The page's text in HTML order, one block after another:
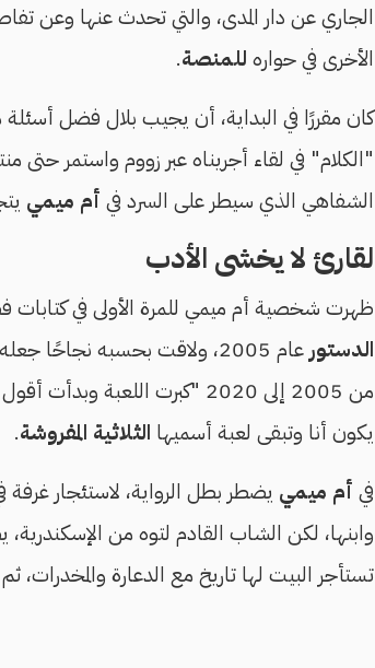
الجاري عن دار المدى، والتي تحدث عنها وعن
الأخرى في حواره للمنصة.
"الكلام" في لقاء أجريناه عبر زووم واستمر حتى
الشفاهي الذي سيطر على السرد في أم ميمي
لقارئ لا يخشى الأدب
ظهرت شخصية أم ميمي للمرة الأولى في
الدستور
عام 2005، ولاقت بحسبه
من 2005 إلى 2020 "كبرت
يكون أنا وتبقى لعبة أسميها الثلاثية المفروشة.
في أم ميمي يضطر بطل الرواية، لاستئجار
وابنها، لكن الشاب القادم لتوه من
تستأجر البيت لها تاريخ مع الدعارة